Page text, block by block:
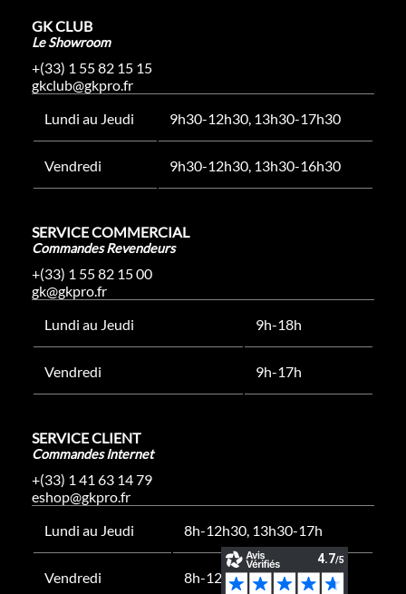
GK CLUB
Le Showroom
+(33) 1 55 82 15 15
gkclub@gkpro.fr
Lundi au Jeudi
9h30-12h30, 13h30-17h30
Vendredi 9h30-12h30, 13h30-16h30
SERVICE COMMERCIAL
Commandes Revendeurs
+(33) 1 55 82 15 00
gk@gkpro.fr
Lundi au Jeudi
9h-18h
Vendredi 9h-17h
SERVICE CLIENT
Commandes Internet
+(33) 1 41 63 14 79
eshop@gkpro.fr
Lundi au Jeudi
8h-12h30, 13h30-17h
Vendredi 8h-12h30, 13h30-16h